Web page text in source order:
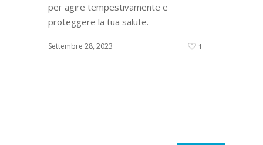
per agire tempestivamente e
proteggere la tua salute.
Settembre 28, 2023 1